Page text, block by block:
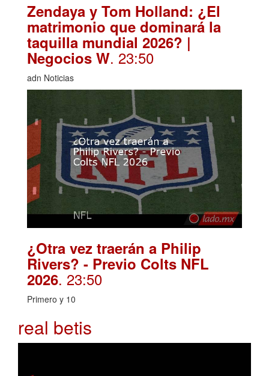
Zendaya y Tom Holland: ¿El
matrimonio que dominará la
taquilla mundial 2026? |
Negocios W. 23:50
adn Noticias
¿Otra vez traerán a Philip
Rivers? - Previo Colts NFL
2026. 23:50
Primero y 10
real betis